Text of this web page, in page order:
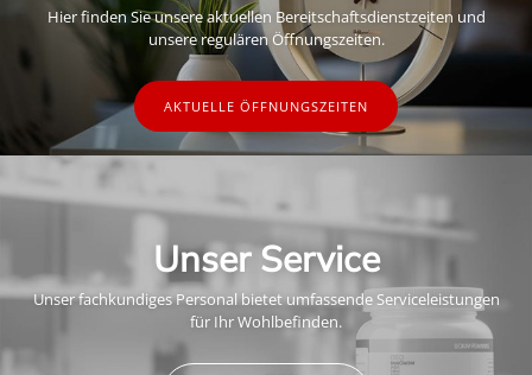
Hier finden Sie unsere aktuellen Bereitschaftsdienstzeiten und
unsere regulären Öffnungszeiten.
AKTUELLE ÖFFNUNGSZEITEN
Unser Service
Unser fachkundiges Personal bietet umfassende Serviceleistungen
für Ihr Wohlbefinden.